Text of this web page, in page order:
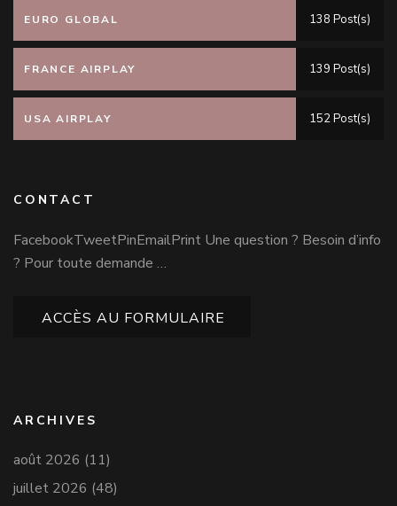
EURO GLOBAL 138 Post(s)
FRANCE AIRPLAY 139 Post(s)
USA AIRPLAY 152 Post(s)
CONTACT
FacebookTweetPinEmailPrint Une question ? Besoin d’info
? Pour toute demande …
ACCÈS AU FORMULAIRE
ARCHIVES
août 2026 (11)
juillet 2026 (48)